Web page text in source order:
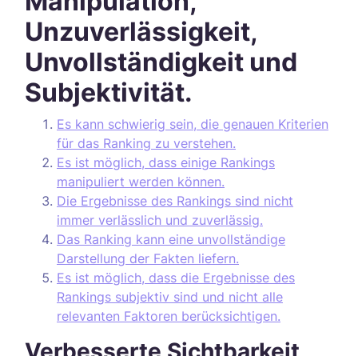
Unzuverlässigkeit,
Unvollständigkeit und
Subjektivität.
Es kann schwierig sein, die genauen Kriterien
für das Ranking zu verstehen.
Es ist möglich, dass einige Rankings
manipuliert werden können.
Die Ergebnisse des Rankings sind nicht
immer verlässlich und zuverlässig.
Das Ranking kann eine unvollständige
Darstellung der Fakten liefern.
Es ist möglich, dass die Ergebnisse des
Rankings subjektiv sind und nicht alle
relevanten Faktoren berücksichtigen.